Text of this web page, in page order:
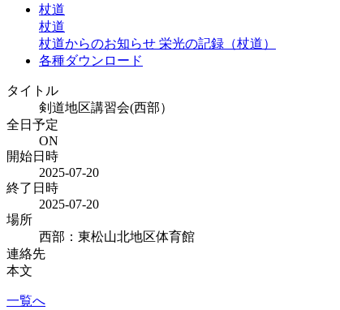
杖道
杖道
杖道からのお知らせ 栄光の記録（杖道）
各種ダウンロード
タイトル
剣道地区講習会(西部）
全日予定
ON
開始日時
2025-07-20
終了日時
2025-07-20
場所
西部：東松山北地区体育館
連絡先
本文
一覧へ